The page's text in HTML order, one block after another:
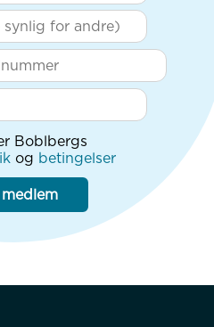
Boblbergs
og betingelser